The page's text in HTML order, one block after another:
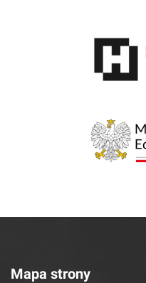
Mapa strony